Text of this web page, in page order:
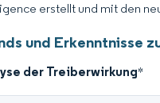
erstellt und mit den
und Erkenntnisse
der Treiberwirkung*